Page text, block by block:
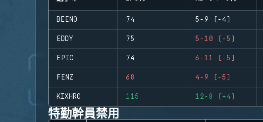
BEENO 74 5-9 (-4)
EDDY 75 5-10 (-5)
EPIC 74 6-11 (-5)
FENZ 68 4-9 (-5)
KIXHRO 115 12-8 (+4)
特勤幹員禁用